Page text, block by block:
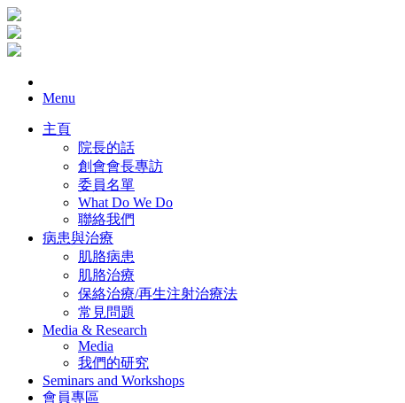
Menu
主頁
院長的話
創會會長專訪
委員名單
What Do We Do
聯絡我們
病患與治療
肌胳病患
肌胳治療
保絡治療/再生注射治療法
常見問題
Media & Research
Media
我們的研究
Seminars and Workshops
會員專區